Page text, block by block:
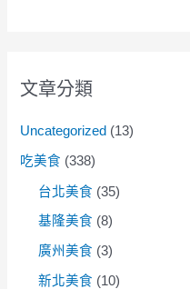
文章分類
Uncategorized (13)
吃美食 (338)
台北美食 (35)
基隆美食 (8)
廣州美食 (3)
新北美食 (10)